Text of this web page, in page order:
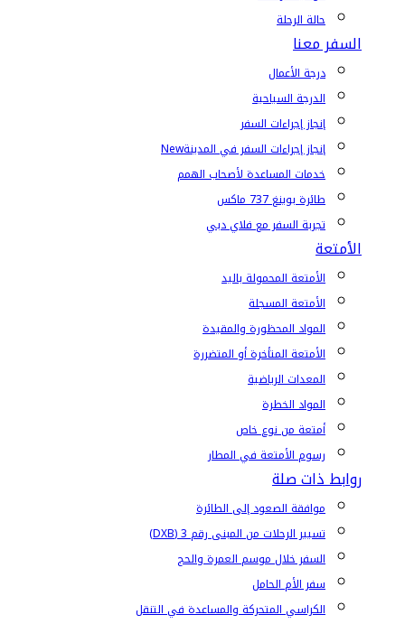
حالة الرحلة
السفر معنا
درجة الأعمال
الدرجة السياحية
إنجاز إجراءات السفر
إنجاز إجراءات السفر في المدينةNew
خدمات المساعدة لأصحاب الهمم
طائرة بوينغ 737 ماكس
تجربة السفر مع فلاي دبي
الأمتعة
الأمتعة المحمولة باليد
الأمتعة المسجلة
المواد المحظورة والمقيدة
الأمتعة المتأخرة أو المتضررة
المعدات الرياضية
المواد الخطرة
أمتعة من نوع خاص
رسوم الأمتعة في المطار
روابط ذات صلة
موافقة الصعود إلى الطائرة
تسيير الرحلات من المبنى رقم 3 (DXB)
السفر خلال موسم العمرة والحج
سفر الأم الحامل
الكراسي المتحركة والمساعدة في التنقل